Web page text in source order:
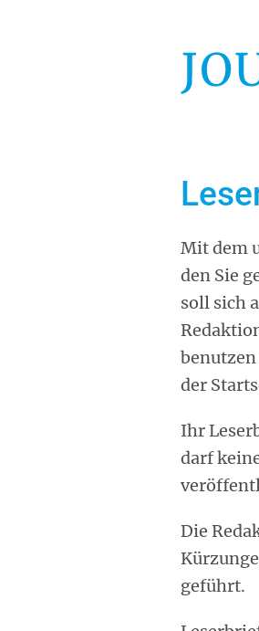
Mit dem
den Sie
soll sich
der
Ihr
darf
Die
geführt.